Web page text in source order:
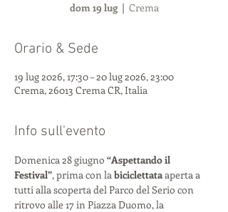
dom 19 lug
  |
Crema
Orario & Sede
19 lug 2026, 17:30 – 20 lug 2026, 23:00
Crema, 26013 Crema CR, Italia
Info sull'evento
Domenica 28 giugno “Aspettando il
Festival”, prima con la biciclettata aperta a
tutti alla scoperta del Parco del Serio con
ritrovo alle 17 in Piazza Duomo, la